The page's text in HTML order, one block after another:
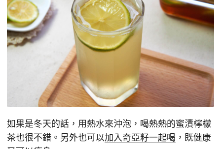
如果是冬天的話，用熱水來沖泡，喝熱熱的蜜漬檸檬
茶也很不錯。另外也可以加入奇亞籽一起喝 ，既健康